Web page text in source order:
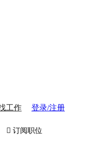
工作 登录/注册
 订阅职位